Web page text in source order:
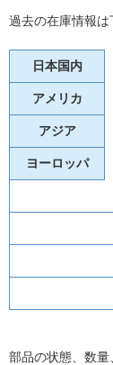
過去の在庫情報は
日本国内
アメリカ
アジア
ヨーロッパ
部品の状態、数